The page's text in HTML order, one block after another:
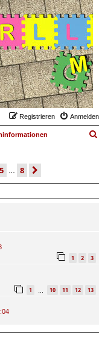
Anmelden
Registrieren
5 8
1 2 3
1 10 11 12 13